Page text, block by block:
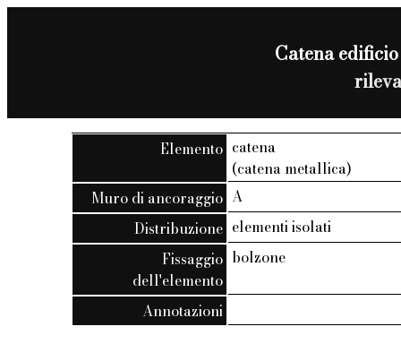
Catena
Elemento catena
(catena metallica)
Muro di ancoraggio A
Distribuzione elementi isolati
Fissaggio
dell'elemento
bolzone
Annotazioni